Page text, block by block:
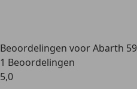
Beoordelingen voor Abarth
1 Beoordelingen
5,0